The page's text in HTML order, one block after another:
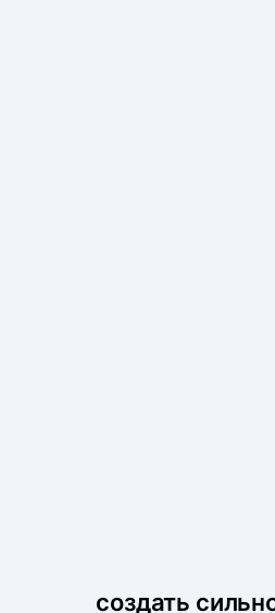
создать